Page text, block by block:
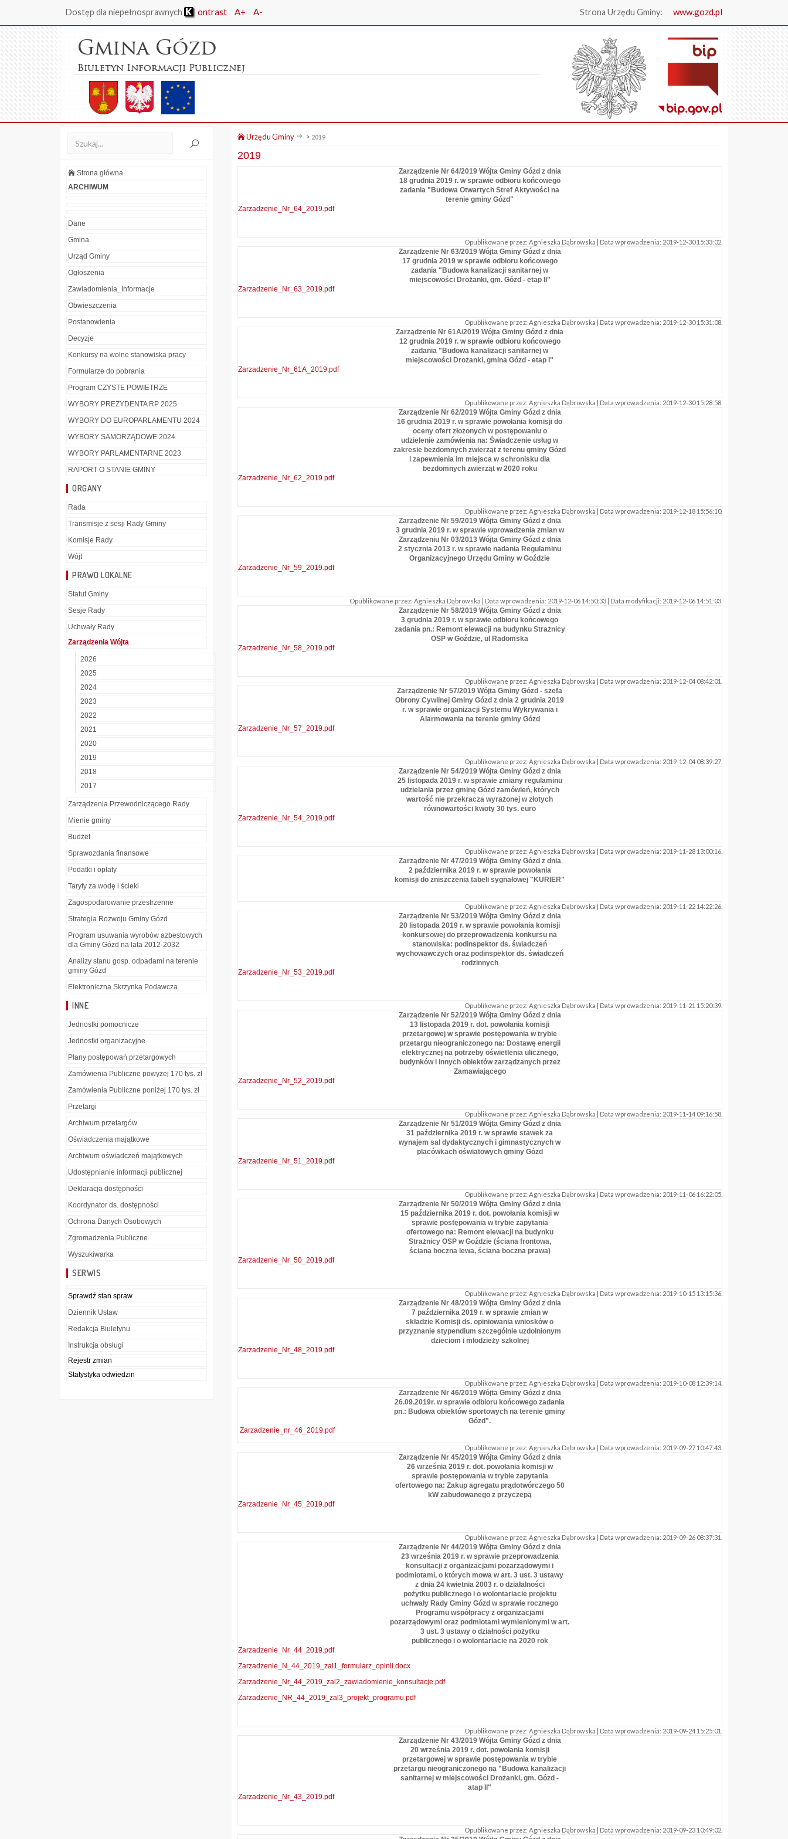
Dostęp dla niepełnosprawnych ontrast A+ A- Strona Urzędu Gminy: www.gozd.pl
Gmina Gózd
Biuletyn Informacji Publicznej
.
Strona główna
ARCHIWUM
Dane
Gmina
Urząd Gminy
Ogłoszenia
Zawiadomienia_Informacje
Obwieszczenia
Postanowienia
Decyzje
Konkursy na wolne stanowiska pracy
Formularze do pobrania
Program CZYSTE POWIETRZE
WYBORY PREZYDENTA RP 2025
WYBORY DO EUROPARLAMENTU 2024
WYBORY SAMORZĄDOWE 2024
WYBORY PARLAMENTARNE 2023
RAPORT O STANIE GMINY
ORGANY
Rada
Transmisje z sesji Rady Gminy
Komisje Rady
Wójt
PRAWO LOKALNE
Statut Gminy
Sesje Rady
Uchwały Rady
Zarządzenia Wójta
2026
2025
2024
2023
2022
2021
2020
2019
2018
2017
Zarządzenia Przewodniczącego Rady
Mienie gminy
Budżet
Sprawozdania finansowe
Podatki i opłaty
Taryfy za wodę i ścieki
Zagospodarowanie przestrzenne
Strategia Rozwoju Gminy Gózd
Program usuwania wyrobów azbestowych
dla Gminy Gózd na lata 2012-2032
Analizy stanu gosp. odpadami na terenie
gminy Gózd
Elektroniczna Skrzynka Podawcza
INNE
Jednostki pomocnicze
Jednostki organizacyjne
Plany postępowań przetargowych
Zamówienia Publiczne powyżej 170 tys. zł
Zamówienia Publiczne poniżej 170 tys. zł
Przetargi
Archiwum przetargów
Oświadczenia majątkowe
Archiwum oświadczeń majątkowych
Udostępnianie informacji publicznej
Deklaracja dostępności
Koordynator ds. dostępności
Ochrona Danych Osobowych
Zgromadzenia Publiczne
Wyszukiwarka
SERWIS
Sprawdź stan spraw
Dziennik Ustaw
Redakcja Biuletynu
Instrukcja obsługi
Rejestr zmian
Statystyka odwiedzin
Urzędu Gminy > 2019
2019
Zarządzenie Nr 64/2019 Wójta Gminy Gózd z dnia
18 grudnia 2019 r. w sprawie odbioru końcowego
zadania "Budowa Otwartych Stref Aktywości na
terenie gminy Gózd"
Zarzadzenie_Nr_64_2019.pdf
Opublikowane przez: Agnieszka Dąbrowska | Data wprowadzenia: 2019-12-30 15:33:02.
Zarządzenie Nr 63/2019 Wójta Gminy Gózd z dnia
17 grudnia 2019 w sprawie odbioru końcowego
zadania "Budowa kanalizacji sanitarnej w
miejscowości Drożanki, gm. Gózd - etap II"
Zarzadzenie_Nr_63_2019.pdf
Opublikowane przez: Agnieszka Dąbrowska | Data wprowadzenia: 2019-12-30 15:31:08.
Zarządzenie Nr 61A/2019 Wójta Gminy Gózd z dnia
12 grudnia 2019 r. w sprawie odbioru końcowego
zadania "Budowa kanalizacji sanitarnej w
miejscowości Drożanki, gmina Gózd - etap I"
Zarzadzenie_Nr_61A_2019.pdf
Opublikowane przez: Agnieszka Dąbrowska | Data wprowadzenia: 2019-12-30 15:28:58.
Zarządzenie Nr 62/2019 Wójta Gminy Gózd z dnia
16 grudnia 2019 r. w sprawie powołania komisji do
oceny ofert złożonych w postępowaniu o
udzielenie zamówienia na: Świadczenie usług w
zakresie bezdomnych zwierząt z terenu gminy Gózd
i zapewnienia im miejsca w schronisku dla
bezdomnych zwierząt w 2020 roku
Zarzadzenie_Nr_62_2019.pdf
Opublikowane przez: Agnieszka Dąbrowska | Data wprowadzenia: 2019-12-18 15:56:10.
Zarządzenie Nr 59/2019 Wójta Gminy Gózd z dnia
3 grudnia 2019 r. w sprawie wprowadzenia zmian w
Zarządzeniu Nr 03/2013 Wójta Gminy Gózd z dnia
2 stycznia 2013 r. w sprawie nadania Regulaminu
Organizacyjnego Urzędu Gminy w Goździe
Zarzadzenie_Nr_59_2019.pdf
Opublikowane przez: Agnieszka Dąbrowska | Data wprowadzenia: 2019-12-06 14:50:33 | Data modyfikacji: 2019-12-06 14:51:03.
Zarządzenie Nr 58/2019 Wójta Gminy Gózd z dnia
3 grudnia 2019 r. w sprawie odbioru końcowego
zadania pn.: Remont elewacji na budynku Strażnicy
OSP w Goździe, ul Radomska
Zarzadzenie_Nr_58_2019.pdf
Opublikowane przez: Agnieszka Dąbrowska | Data wprowadzenia: 2019-12-04 08:42:01.
Zarządzenie Nr 57/2019 Wójta Gminy Gózd - szefa
Obrony Cywilnej Gminy Gózd z dnia 2 grudnia 2019
r. w sprawie organizacji Systemu Wykrywania i
Alarmowania na terenie gminy Gózd
Zarzadzenie_Nr_57_2019.pdf
Opublikowane przez: Agnieszka Dąbrowska | Data wprowadzenia: 2019-12-04 08:39:27.
Zarządzenie Nr 54/2019 Wójta Gminy Gózd z dnia
25 listopada 2019 r. w sprawie zmiany regulaminu
udzielania przez gminę Gózd zamówień, których
wartość nie przekracza wyrażonej w złotych
równowartości kwoty 30 tys. euro
Zarzadzenie_Nr_54_2019.pdf
Opublikowane przez: Agnieszka Dąbrowska | Data wprowadzenia: 2019-11-28 13:00:16.
Zarządzenie Nr 47/2019 Wójta Gminy Gózd z dnia
2 października 2019 r. w sprawie powołania
komisji do zniszczenia tabeli sygnałowej "KURIER"
Opublikowane przez: Agnieszka Dąbrowska | Data wprowadzenia: 2019-11-22 14:22:26.
Zarządzenie Nr 53/2019 Wójta Gminy Gózd z dnia
20 listopada 2019 r. w sprawie powołania komisji
konkursowej do przeprowadzenia konkursu na
stanowiska: podinspektor ds. świadczeń
wychowawczych oraz podinspektor ds. świadczeń
rodzinnych
Zarzadzenie_Nr_53_2019.pdf
Opublikowane przez: Agnieszka Dąbrowska | Data wprowadzenia: 2019-11-21 15:20:39.
Zarządzenie Nr 52/2019 Wójta Gminy Gózd z dnia
13 listopada 2019 r. dot. powołania komisji
przetargowej w sprawie postępowania w trybie
przetargu nieograniczonego na: Dostawę energii
elektrycznej na potrzeby oświetlenia ulicznego,
budynków i innych obiektów zarządzanych przez
Zamawiającego
Zarzadzenie_Nr_52_2019.pdf
Opublikowane przez: Agnieszka Dąbrowska | Data wprowadzenia: 2019-11-14 09:16:58.
Zarządzenie Nr 51/2019 Wójta Gminy Gózd z dnia
31 października 2019 r. w sprawie stawek za
wynajem sal dydaktycznych i gimnastycznych w
placówkach oświatowych gminy Gózd
Zarzadzenie_Nr_51_2019.pdf
Opublikowane przez: Agnieszka Dąbrowska | Data wprowadzenia: 2019-11-06 16:22:05.
Zarządzenie Nr 50/2019 Wójta Gminy Gózd z dnia
15 października 2019 r. dot. powołania komisji w
sprawie postępowania w trybie zapytania
ofertowego na: Remont elewacji na budynku
Strażnicy OSP w Goździe (ściana frontowa,
ściana boczna lewa, ściana boczna prawa)
Zarzadzenie_Nr_50_2019.pdf
Opublikowane przez: Agnieszka Dąbrowska | Data wprowadzenia: 2019-10-15 13:15:36.
Zarządzenie Nr 48/2019 Wójta Gminy Gózd z dnia
7 października 2019 r. w sprawie zmian w
składzie Komisji ds. opiniowania wniosków o
przyznanie stypendium szczególnie uzdolnionym
dzieciom i młodzieży szkolnej
Zarzadzenie_Nr_48_2019.pdf
Opublikowane przez: Agnieszka Dąbrowska | Data wprowadzenia: 2019-10-08 12:39:14.
Zarządzenie Nr 46/2019 Wójta Gminy Gózd z dnia
26.09.2019r. w sprawie odbioru końcowego zadania
pn.: Budowa obiektów sportowych na terenie gminy
Gózd".
Zarzadzenie_nr_46_2019.pdf
Opublikowane przez: Agnieszka Dąbrowska | Data wprowadzenia: 2019-09-27 10:47:43.
Zarządzenie Nr 45/2019 Wójta Gminy Gózd z dnia
26 września 2019 r. dot. powołania komisji w
sprawie postępowania w trybie zapytania
ofertowego na: Zakup agregatu prądotwórczego 50
kW zabudowanego z przyczepą
Zarzadzenie_Nr_45_2019.pdf
Opublikowane przez: Agnieszka Dąbrowska | Data wprowadzenia: 2019-09-26 08:37:31.
Zarządzenie Nr 44/2019 Wójta Gminy Gózd z dnia
23 września 2019 r. w sprawie przeprowadzenia
konsultacji z organizacjami pozarządowymi i
podmiotami, o których mowa w art. 3 ust. 3 ustawy
z dnia 24 kwietnia 2003 r. o działalności
pożytku publicznego i o wolontariacie projektu
uchwały Rady Gminy Gózd w sprawie rocznego
Programu współpracy z organizacjami
pozarządowymi oraz podmiotami wymienionymi w art.
3 ust. 3 ustawy o działności pożytku
publicznego i o wolontariacie na 2020 rok
Zarzadzenie_Nr_44_2019.pdf
Zarzadzenie_N_44_2019_zal1_formularz_opinii.docx
Zarzadzenie_Nr_44_2019_zal2_zawiadomienie_konsultacje.pdf
Zarzadzenie_NR_44_2019_zal3_projekt_programu.pdf
Opublikowane przez: Agnieszka Dąbrowska | Data wprowadzenia: 2019-09-24 15:25:01.
Zarządzenie Nr 43/2019 Wójta Gminy Gózd z dnia
20 września 2019 r. dot. powołania komisji
przetargowej w sprawie postępowania w trybie
przetargu nieograniczonego na "Budowa kanalizacji
sanitarnej w miejscowości Drożanki, gm. Gózd -
atap II"
Zarzadzenie_Nr_43_2019.pdf
Opublikowane przez: Agnieszka Dąbrowska | Data wprowadzenia: 2019-09-23 10:49:02.